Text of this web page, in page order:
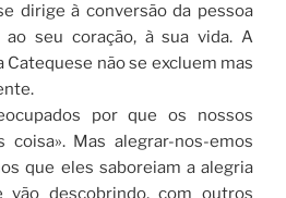
dirige à conversão da pessoa
seu coração, à sua vida. A
Catequese não se excluem mas
por que os nossos
coisa». Mas alegrar-nos-emos
que eles saboreiam a alegria
descobrindo, com outros